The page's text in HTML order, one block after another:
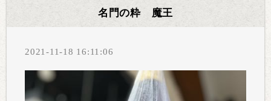
名門の粋 魔王
2021-11-18 16:11:06